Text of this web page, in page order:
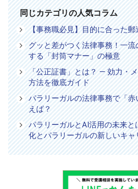
同じカテゴリの人気コラム
【事務職必見】目的に合った
グッと差がつく法律事務！一
する「封筒マナー」の極意
「公正証書」とは？ — 効力・
方法を徹底ガイド
パラリーガルの法律事務で「
えば？
パラリーガルとAI活用の未来
化とパラリーガルの新しいキャ